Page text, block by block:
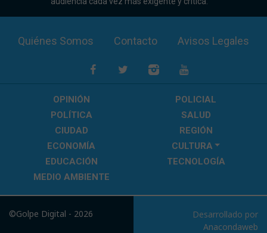
Quiénes Somos Contacto Avisos Legales
OPINIÓN
POLICIAL
POLÍTICA
SALUD
CIUDAD
REGIÓN
ECONOMÍA
CULTURA
EDUCACIÓN
TECNOLOGÍA
MEDIO AMBIENTE
©Golpe Digital - 2026
Desarrollado por
Anacondaweb